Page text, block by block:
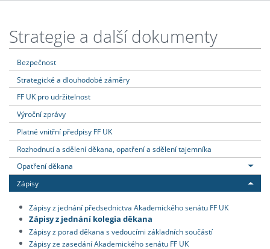
Strategie a další dokumenty
Bezpečnost
Strategické a dlouhodobé záměry
FF UK pro udržitelnost
Výroční zprávy
Platné vnitřní předpisy FF UK
Rozhodnutí a sdělení děkana, opatření a sdělení tajemníka
Opatření děkana
Zápisy
Zápisy z jednání předsednictva Akademického senátu FF UK
Zápisy z jednání kolegia děkana
Zápisy z porad děkana s vedoucími základních součástí
Zápisy ze zasedání Akademického senátu FF UK